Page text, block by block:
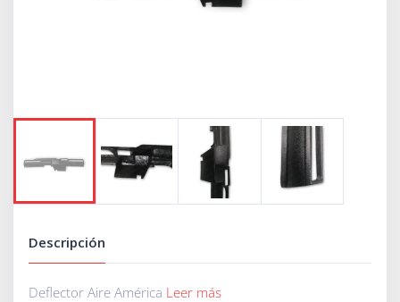
Descripción
Deflector Aire América Leer más